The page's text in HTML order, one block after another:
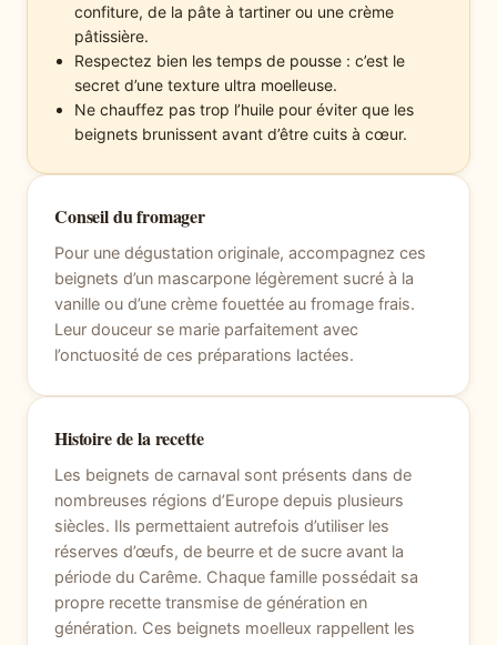
confiture, de la pâte à tartiner ou une crème
pâtissière.
Respectez bien les temps de pousse : c’est le
secret d’une texture ultra moelleuse.
Ne chauffez pas trop l’huile pour éviter que les
beignets brunissent avant d’être cuits à cœur.
Conseil du fromager
Pour une dégustation originale, accompagnez ces
beignets d’un mascarpone légèrement sucré à la
vanille ou d’une crème fouettée au fromage frais.
Leur douceur se marie parfaitement avec
l’onctuosité de ces préparations lactées.
Histoire de la recette
Les beignets de carnaval sont présents dans de
nombreuses régions d’Europe depuis plusieurs
siècles. Ils permettaient autrefois d’utiliser les
réserves d’œufs, de beurre et de sucre avant la
période du Carême. Chaque famille possédait sa
propre recette transmise de génération en
génération. Ces beignets moelleux rappellent les